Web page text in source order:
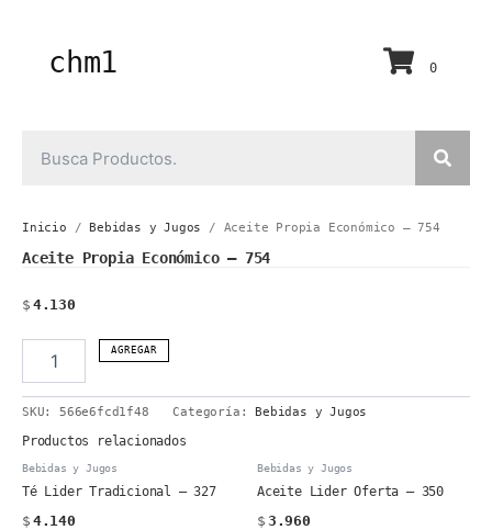
chm1 0
Inicio / Bebidas y Jugos / Aceite Propia Económico – 754
Aceite Propia Económico – 754
$ 4.130
Propia
Económico
-
754
AGREGAR
SKU: 566e6fcd1f48 Categoría: Bebidas y Jugos
Productos relacionados
Bebidas y Jugos
Té Lider Tradicional – 327
$ 4.140
Bebidas y Jugos
Aceite Lider Oferta – 350
$ 3.960